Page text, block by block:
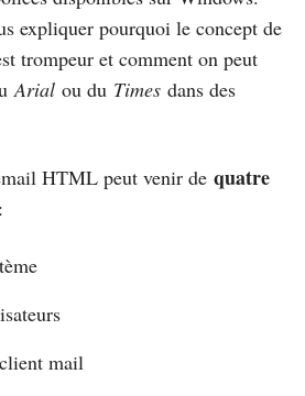
expliquer pourquoi le concept de
trompeur et comment on peut
Arial ou du Times dans des
HTML peut venir de quatre
:
mail